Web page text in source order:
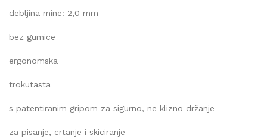
debljina mine: 2,0 mm
bez gumice
ergonomska
trokutasta
s patentiranim gripom za sigurno, ne klizno držanje
za pisanje, crtanje i skiciranje